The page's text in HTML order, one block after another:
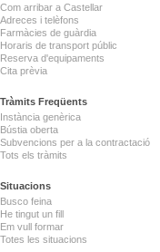
Com arribar a Castellar
Adreces i telèfons
Farmàcies de guàrdia
Horaris de transport públic
Reserva d'equipaments
Cita prèvia
Tràmits Freqüents
Instància genèrica
Bústia oberta
Subvencions per a la contractació
Tots els tràmits
Situacions
Busco feina
He tingut un fill
Em vull formar
Totes les situacions